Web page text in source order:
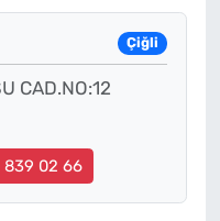
Çiğli
CAD.NO:12
839 02 66